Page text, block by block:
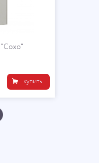
купить